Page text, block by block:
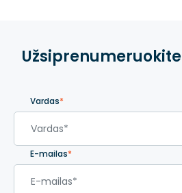
Užsiprenumeruokite
Vardas*
E-mailas*